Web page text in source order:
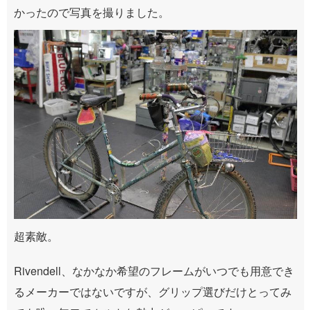
かったので写真を撮りました。
超素敵。
Rivendell、なかなか希望のフレームがいつでも用意でき
るメーカーではないですが、グリップ選びだけとってみ